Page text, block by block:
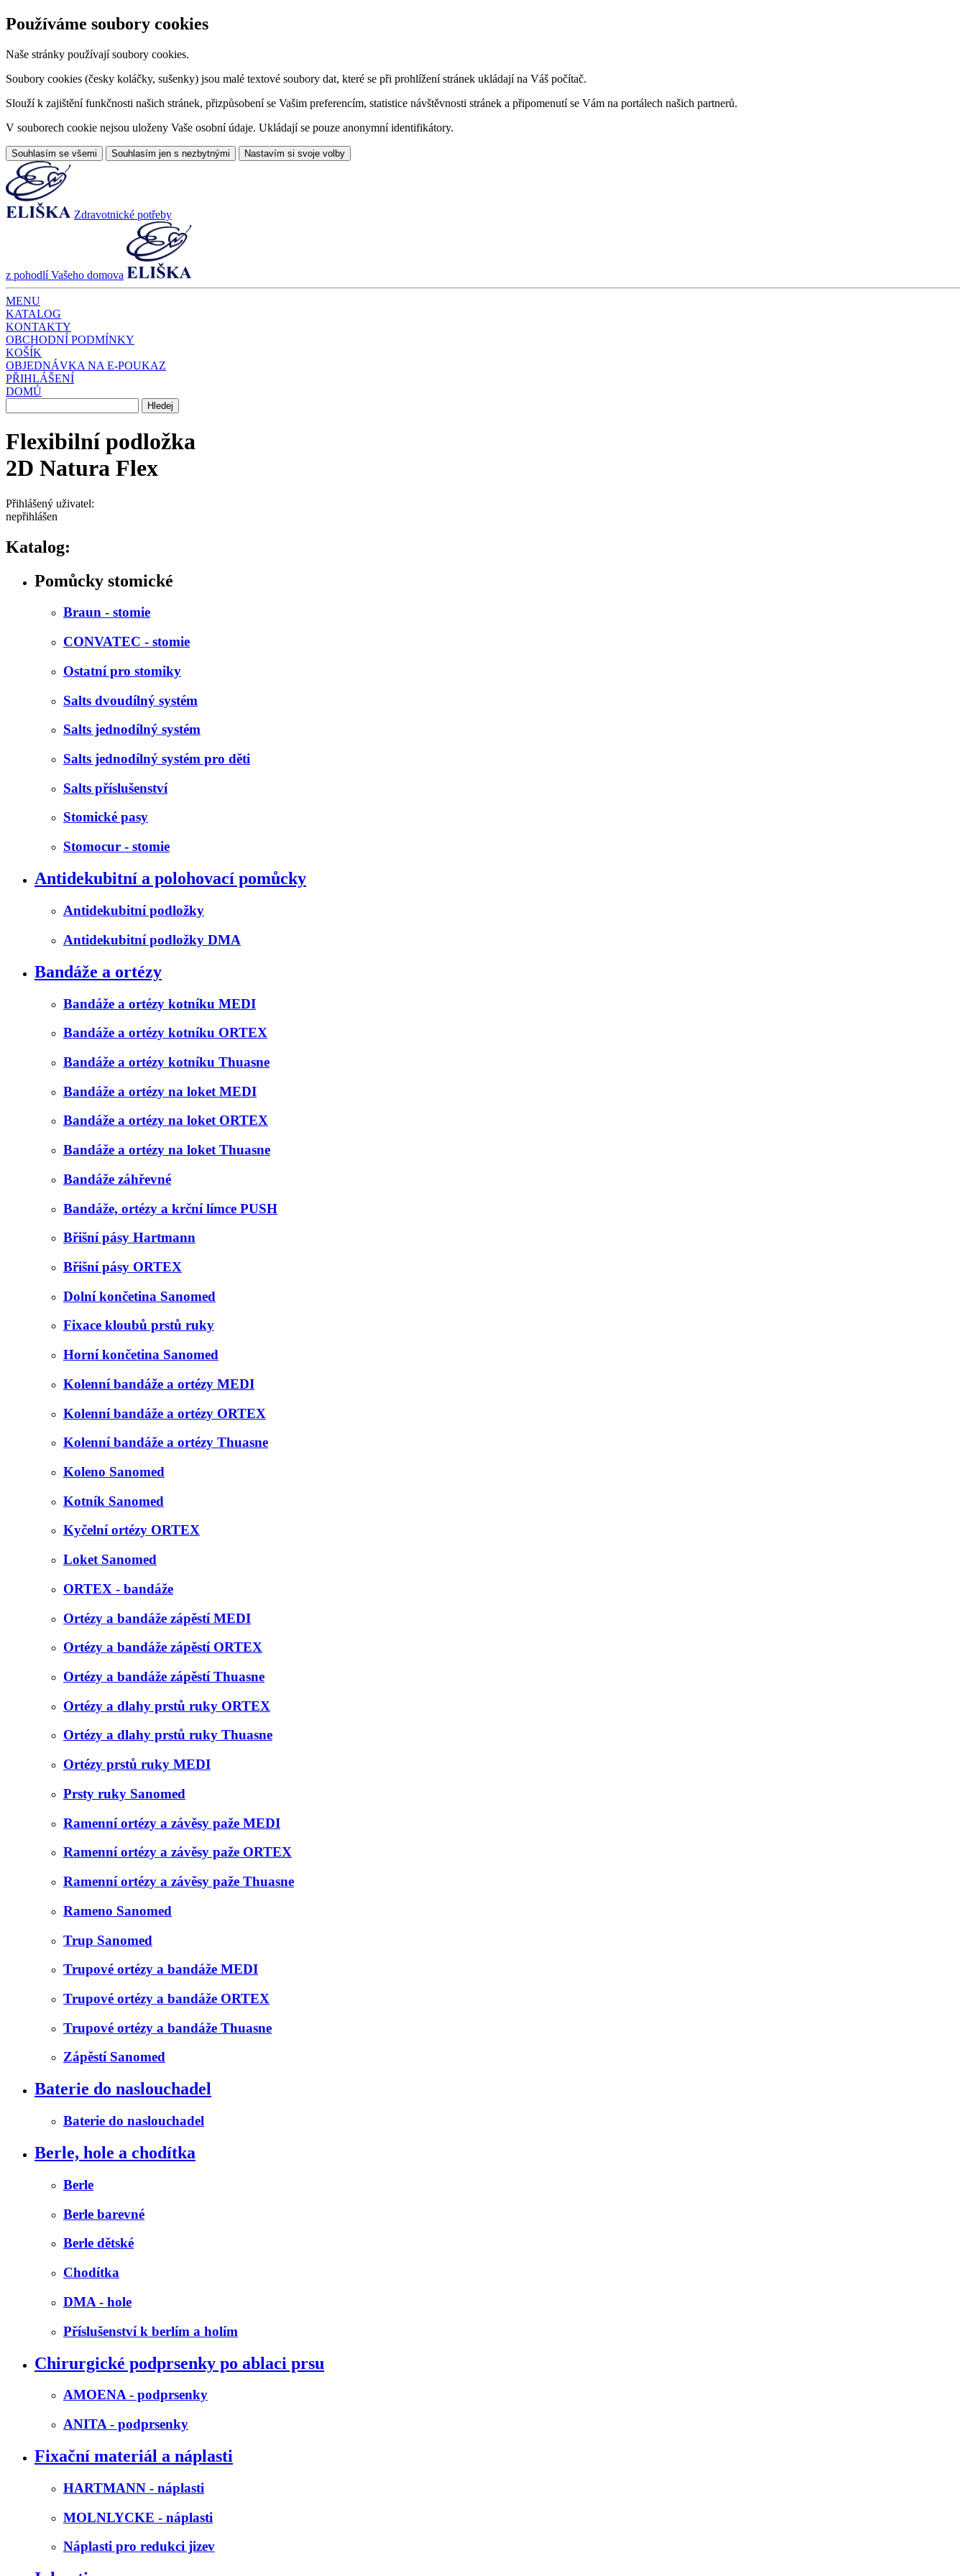
Používáme soubory cookies
Naše stránky používají soubory cookies.
Soubory cookies (česky koláčky, sušenky) jsou malé textové soubory dat, které se při prohlížení stránek ukládají na Váš počítač.
Slouží k zajištění funkčnosti našich stránek, přizpůsobení se Vašim preferencím, statistice návštěvnosti stránek a připomenutí se Vám na portálech našich partnerů.
V souborech cookie nejsou uloženy Vaše osobní údaje. Ukládají se pouze anonymní identifikátory.
Souhlasím se všemi Souhlasím jen s nezbytnými Nastavím si svoje volby
Zdravotnické potřeby
z pohodlí Vašeho domova
MENU
KATALOG
KONTAKTY
OBCHODNÍ PODMÍNKY
KOŠÍK
OBJEDNÁVKA NA E-POUKAZ
PŘIHLÁŠENÍ
DOMŮ
Flexibilní podložka
2D Natura Flex
Přihlášený uživatel:
nepřihlášen
Katalog:
Pomůcky stomické
Braun - stomie
CONVATEC - stomie
Ostatní pro stomiky
Salts dvoudílný systém
Salts jednodílný systém
Salts jednodílný systém pro děti
Salts příslušenství
Stomické pasy
Stomocur - stomie
Antidekubitní a polohovací pomůcky
Antidekubitní podložky
Antidekubitní podložky DMA
Bandáže a ortézy
Bandáže a ortézy kotníku MEDI
Bandáže a ortézy kotníku ORTEX
Bandáže a ortézy kotníku Thuasne
Bandáže a ortézy na loket MEDI
Bandáže a ortézy na loket ORTEX
Bandáže a ortézy na loket Thuasne
Bandáže záhřevné
Bandáže, ortézy a krční límce PUSH
Břišní pásy Hartmann
Břišní pásy ORTEX
Dolní končetina Sanomed
Fixace kloubů prstů ruky
Horní končetina Sanomed
Kolenní bandáže a ortézy MEDI
Kolenní bandáže a ortézy ORTEX
Kolenní bandáže a ortézy Thuasne
Koleno Sanomed
Kotník Sanomed
Kyčelní ortézy ORTEX
Loket Sanomed
ORTEX - bandáže
Ortézy a bandáže zápěstí MEDI
Ortézy a bandáže zápěstí ORTEX
Ortézy a bandáže zápěstí Thuasne
Ortézy a dlahy prstů ruky ORTEX
Ortézy a dlahy prstů ruky Thuasne
Ortézy prstů ruky MEDI
Prsty ruky Sanomed
Ramenní ortézy a závěsy paže MEDI
Ramenní ortézy a závěsy paže ORTEX
Ramenní ortézy a závěsy paže Thuasne
Rameno Sanomed
Trup Sanomed
Trupové ortézy a bandáže MEDI
Trupové ortézy a bandáže ORTEX
Trupové ortézy a bandáže Thuasne
Zápěstí Sanomed
Baterie do naslouchadel
Baterie do naslouchadel
Berle, hole a chodítka
Berle
Berle barevné
Berle dětské
Chodítka
DMA - hole
Příslušenství k berlím a holím
Chirurgické podprsenky po ablaci prsu
AMOENA - podprsenky
ANITA - podprsenky
Fixační materiál a náplasti
HARTMANN - náplasti
MOLNLYCKE - náplasti
Náplasti pro redukci jizev